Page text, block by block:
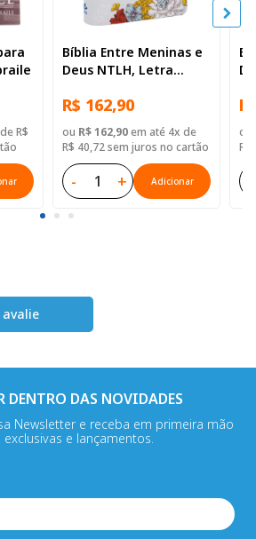
R$
Bíblia Entre Meninas e
Deus NTLH, Letra
Capa Couro Sintético
Ilustrada: Branca
R$ 162,90
ou R$ 162,90em até 4x de
R$ 40,72 sem juros no cartão
- + Adicionar
ou
R$
avalie
DENTRO DAS NOVIDADES
Newsletter e receba em primeira mão
exclusivas e lançamentos.